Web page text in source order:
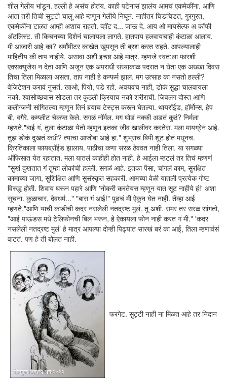
शील गेलीय भांडून. हल्ली हे असंच होतंय. काही पटेनासं झालंय आमचं एकमेकींना. आणि
आता तरी तिची सुट्टी चालू आहे म्हणून गेलीये निघून. नाहीतर चिडचिडत, गुरगुरत,
एकमेकींना टाळत आम्ही अशाच राहतो. व्हॉट द... जाऊ दे. आय ओ मायसेल्फ अ कॉफी
अ‍ॅटलिस्ट. ती किचनच्या दिशेनं चालायला लागते. हातपाय हलवायचाही कंटाळा आलाय.
मी आजारी आहे का? थर्मॉमीटर काखेत खुपसून ती ब्रश करत राहते. आपल्यालाही
माहितीय की ताप नाहीये. असावा अशी इच्छा आहे मात्र. म्हणजे स्वत:ला फारशी
एक्सक्युजेस न देता आणि अजून एक अपराधी संध्याकाळ पदरात न घेता एक अख्खा दिवस
तिचा तिला मिळाला असता. ताप नाही हे कन्फर्म झालं. मग उत्साह का नसतो हल्ली?
वेजिटेशन करावं नुसतं. खाओ, पियो, पडे रहो. अवयवच नाही, डोकं सुद्धा चालवायला
नको. श्वासोच्छवास सोडला तर कुठली क्रियाच नको शरीराची. जिवलग दोस्त आणि
कलीग्जनी सांगितल्या म्हणून तिनं बर्‍याच टेस्ट्स करून घेतल्या. थायरॉईड, हॉर्मोन्स, हेप
बी, वगैरे. कम्प्लीट चेकप्स केले. सगळं नॉर्मल. मग घोडं नक्की अडतं कुठं? निर्मला
म्हणते,"बाई गं, तुला कंटाळा येतो म्हणून इतका जीव खालीवर करतेस. मला मायग्रेन आहे.
तुझं डोकं दुखतं कधी? त्याचा आजोबा आहे हा." शुभ्राचं बिपी शूट होतं मधूनच.
क्रितिकाला फायब्रॉईड झालाय. पाठीचा कणा सरळ ठेववत नाही तिला. या सगळ्या
ऑफिसात येत रहातात. मला यातलं काहीही होत नाही. हे आईला म्हटलं तर तिचं म्हणणं
"सुखं दुखतात गं तुम्हा लोकांची हल्ली. सगळं आहे. इतका पैसा, चांगलं काम, सुरक्षित
कामाच्या जागा, सुशिक्षित आणि सुसंस्कृत सहकारी. आमच्या वेळी यातली प्रत्येक गोष्ट
विरुद्ध होती. शिवाय घरून पहारे आणि 'नोकरी करतेयस म्हणून यात सूट नाहीये हं!' अशा
सूचना. कुळाचार, देवधर्म..." "बास गं आई!" पुढचं मी ऐकून घेत नाही. तेंव्हा आई
म्हणते,"आणि याची काडीची कदर नसलेली नतद्रष्ट मुलं. तू अशी. समर तर सरळ सांगतो,
"आई पाऊंडस मधे टेलिफोनची बिलं भरून, हे ऐकायला फोन नाही करत गं मी." 'कदर
नसलेली नतद्रष्ट मुलं’ हे मात्र आपल्या दोन्ही पिढ्यांत सारखं बरं का आई, तिला म्हणावंसं
वाटतं. पण हे ती बोलत नाही.
फरगेट. सुट्टी नाही ना मिळत आहे तर निदान